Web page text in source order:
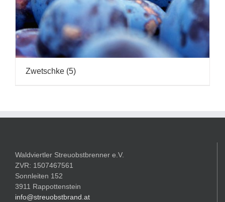
Zwetschke (5)
Waldviertler Streuobstbrenner e.V.
ZVR: 1507467561
Sonnleiten 152
3911 Rappottenstein
info@streuobstbrand.at